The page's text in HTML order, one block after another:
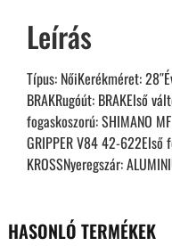
Leírás
Típus: NőiKerékméret:
BRAKRugóút: BRAKElső
fogaskoszorú: SHIMANO
GRIPPER V84 42-622Első
KROSSNyeregszár:
HASONLÓ TERMÉKEK